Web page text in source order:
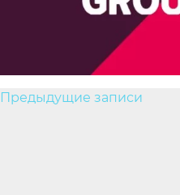
Навигация
Предыдущие записи